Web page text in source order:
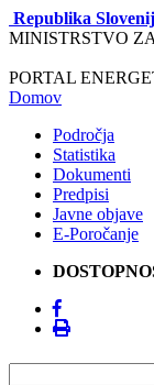
Republika
MINISTRSTVO
PORTAL
Domov
Področja
Statistika
Dokumenti
Predpisi
Javne objave
E-Poročanje